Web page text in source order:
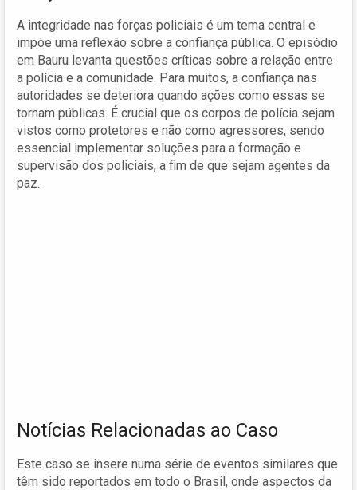
A integridade nas forças policiais é um tema central e
impõe uma reflexão sobre a confiança pública. O episódio
em Bauru levanta questões críticas sobre a relação entre
a polícia e a comunidade. Para muitos, a confiança nas
autoridades se deteriora quando ações como essas se
tornam públicas. É crucial que os corpos de polícia sejam
vistos como protetores e não como agressores, sendo
essencial implementar soluções para a formação e
supervisão dos policiais, a fim de que sejam agentes da
paz.
Notícias Relacionadas ao Caso
Este caso se insere numa série de eventos similares que
têm sido reportados em todo o Brasil, onde aspectos da